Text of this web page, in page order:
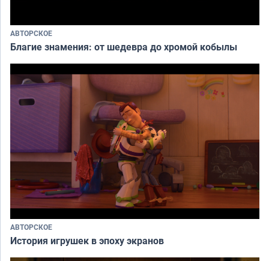
АВТОРСКОЕ
Благие знамения: от шедевра до хромой кобылы
АВТОРСКОЕ
История игрушек в эпоху экранов